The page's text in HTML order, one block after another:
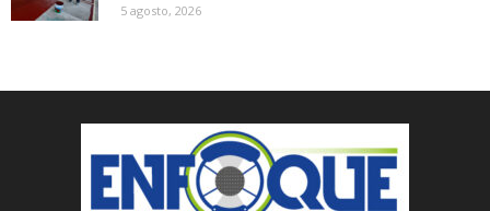
5 agosto, 2026